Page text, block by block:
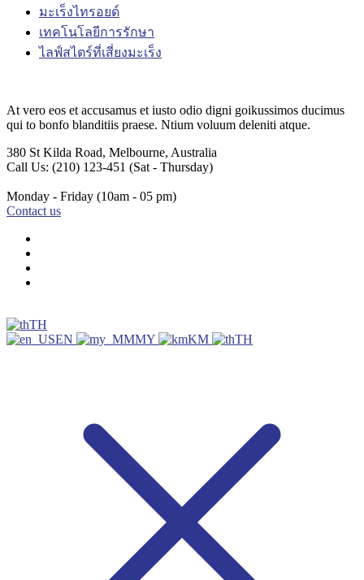
มะเร็งไทรอยด์
เทคโนโลยีการรักษา
ไลฟ์สไตร์ที่เสี่ยงมะเร็ง
At vero eos et accusamus et iusto odio digni goikussimos ducimus
qui to bonfo blanditiis praese. Ntium voluum deleniti atque.
380 St Kilda Road, Melbourne, Australia
Call Us: (210) 123-451 (Sat - Thursday)
Monday - Friday (10am - 05 pm)
Contact us
TH
EN
MY KM TH